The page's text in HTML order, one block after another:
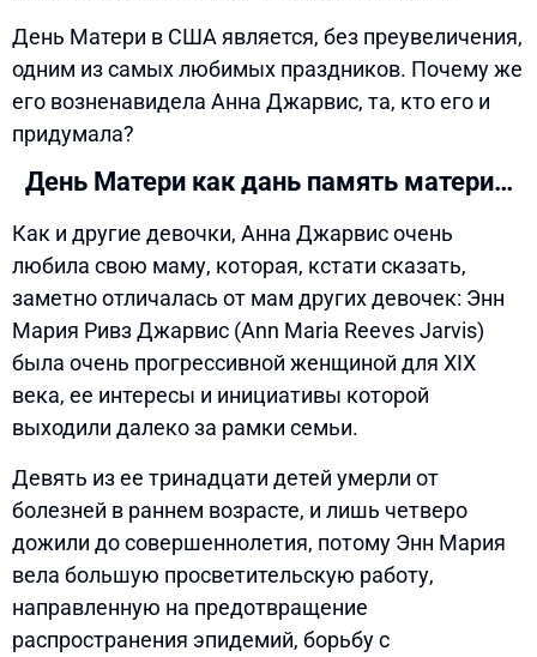
День Матери в США является, без преувеличения,
одним из самых любимых праздников. Почему же
его возненавидела Анна Джарвис, та, кто его и
придумала?
День Матери как дань память матери…
Как и другие девочки, Анна Джарвис очень
любила свою маму, которая, кстати сказать,
заметно отличалась от мам других девочек: Энн
Мария Ривз Джарвис (Ann Maria Reeves Jarvis)
была очень прогрессивной женщиной для XIX
века, ее интересы и инициативы которой
выходили далеко за рамки семьи.
Девять из ее тринадцати детей умерли от
болезней в раннем возрасте, и лишь четверо
дожили до совершеннолетия, потому Энн Мария
вела большую просветительскую работу,
направленную на предотвращение
распространения эпидемий, борьбу с